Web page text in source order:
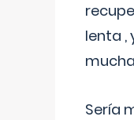
lenta ,
Sería